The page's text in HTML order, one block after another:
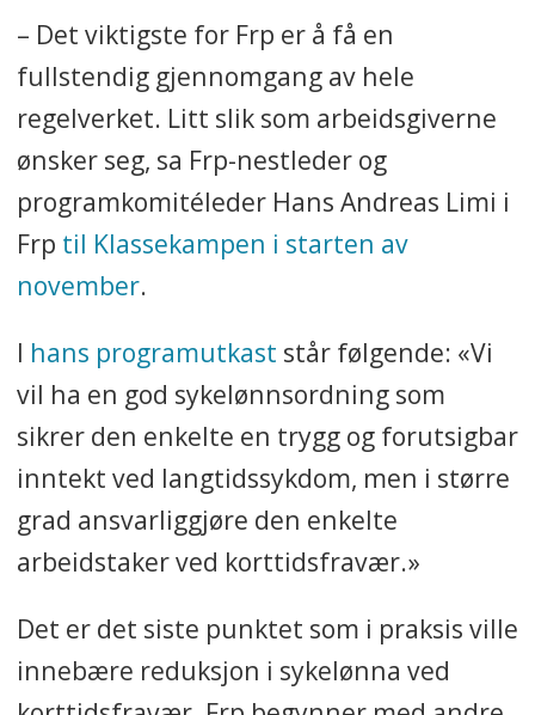
– Det viktigste for Frp er å få en
fullstendig gjennomgang av hele
regelverket. Litt slik som arbeidsgiverne
ønsker seg, sa Frp-nestleder og
programkomitéleder Hans Andreas Limi i
Frp til Klassekampen i starten av
november.
I hans programutkast står følgende: «Vi
vil ha en god sykelønnsordning som
sikrer den enkelte en trygg og forutsigbar
inntekt ved langtidssykdom, men i større
grad ansvarliggjøre den enkelte
arbeidstaker ved korttidsfravær.»
Det er det siste punktet som i praksis ville
innebære reduksjon i sykelønna ved